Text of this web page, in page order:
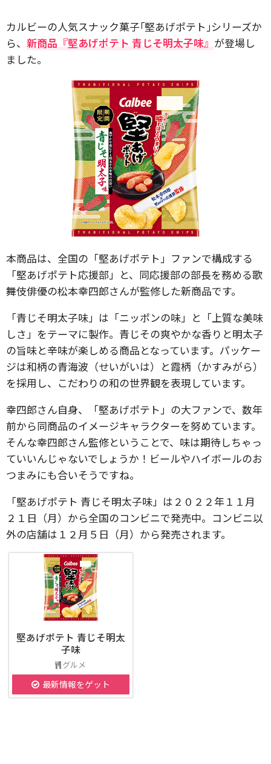
カルビーの人気スナック菓子｢堅あげポテト｣シリーズか
ら、 新商品『堅あげポテト 青じそ明太子味』 が登場し
ました。
本商品は、全国の「堅あげポテト」ファンで構成する
「堅あげポテト応援部」と、同応援部の部長を務める歌
舞伎俳優の松本幸四郎さんが監修した新商品です。
「青じそ明太子味」は「ニッポンの味」と「上質な美味
しさ」をテーマに製作。青じその爽やかな香りと明太子
の旨味と辛味が楽しめる商品となっています。パッケー
ジは和柄の青海波（せいがいは）と霞柄（かすみがら）
を採用し、こだわりの和の世界観を表現しています。
幸四郎さん自身、「堅あげポテト」の大ファンで、数年
前から同商品のイメージキャラクターを努めています。
そんな幸四郎さん監修ということで、味は期待しちゃっ
ていいんじゃないでしょうか！ビールやハイボールのお
つまみにも合いそうですね。
「堅あげポテト 青じそ明太子味」は２０２２年１１月
２１日（月）から全国のコンビニで発売中。コンビニ以
外の店舗は１２月５日（月）から発売されます。
堅あげポテト 青じそ明太
子味
グルメ
最新情報をゲット